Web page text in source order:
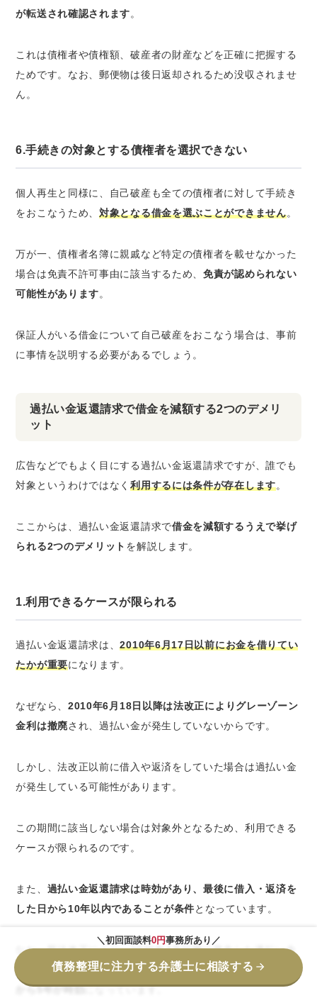
が転送され確認されます。
これは債権者や債権額、破産者の財産などを正確に把握する
ためです。なお、郵便物は後日返却されるため没収されませ
ん。
6.手続きの対象とする債権者を選択できない
個人再生と同様に、自己破産も全ての債権者に対して手続き
をおこなうため、対象となる借金を選ぶことができません。
万が一、債権者名簿に親戚など特定の債権者を載せなかった
場合は免責不許可事由に該当するため、免責が認められない
可能性があります。
保証人がいる借金について自己破産をおこなう場合は、事前
に事情を説明する必要があるでしょう。
過払い金返還請求で借金を減額する2つのデメリ
ット
広告などでもよく目にする過払い金返還請求ですが、誰でも
対象というわけではなく利用するには条件が存在します。
ここからは、過払い金返還請求で借金を減額するうえで挙げ
られる2つのデメリット を解説します。
1.利用できるケースが限られる
過払い金返還請求は、2010年6月17日以前にお金を借りてい
たかが重要になります。
なぜなら、 2010年6月18日以降は法改正によりグレーゾーン
金利は撤廃され、過払い金が発生していないからです。
しかし、法改正以前に借入や返済をしていた場合は過払い金
が発生している可能性があります。
この期間に該当しない場合は対象外となるため、利用できる
ケースが限られるのです。
また、 過払い金返還請求は時効があり、最後に借入・返済を
した日から10年以内であることが条件となっています。
なお、民法改正により、2020年4月以降に発生した過払い金
返還請求は、過払い金請求の権利が行使できることを知って
から5年が時効になっています。
＼初回面談料0円事務所あり／
債務整理に注力する弁護士に相談する